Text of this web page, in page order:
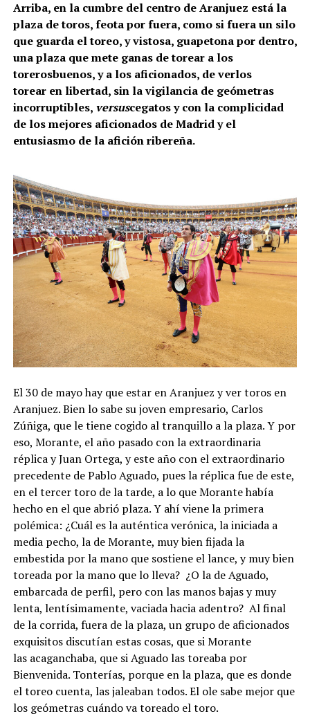
Arriba, en la cumbre del centro de Aranjuez está la
plaza de toros, feota por fuera, como si fuera un silo
que guarda el toreo, y vistosa, guapetona por dentro,
una plaza que mete ganas de torear a los
torerosbuenos, y a los aficionados, de verlos
torear en libertad, sin la vigilancia de geómetras
incorruptibles, versuscegatos y con la complicidad
de los mejores aficionados de Madrid y el
entusiasmo de la afición ribereña.
El 30 de mayo hay que estar en Aranjuez y ver toros en
Aranjuez. Bien lo sabe su joven empresario, Carlos
Zúñiga, que le tiene cogido al tranquillo a la plaza. Y por
eso, Morante, el año pasado con la extraordinaria
réplica y Juan Ortega, y este año con el extraordinario
precedente de Pablo Aguado, pues la réplica fue de este,
en el tercer toro de la tarde, a lo que Morante había
hecho en el que abrió plaza. Y ahí viene la primera
polémica: ¿Cuál es la auténtica verónica, la iniciada a
media pecho, la de Morante, muy bien fijada la
embestida por la mano que sostiene el lance, y muy bien
toreada por la mano que lo lleva? ¿O la de Aguado,
embarcada de perfil, pero con las manos bajas y muy
lenta, lentísimamente, vaciada hacia adentro? Al final
de la corrida, fuera de la plaza, un grupo de aficionados
exquisitos discutían estas cosas, que si Morante
las acaganchaba, que si Aguado las toreaba por
Bienvenida. Tonterías, porque en la plaza, que es donde
el toreo cuenta, las jaleaban todos. El ole sabe mejor que
los geómetras cuándo va toreado el toro.